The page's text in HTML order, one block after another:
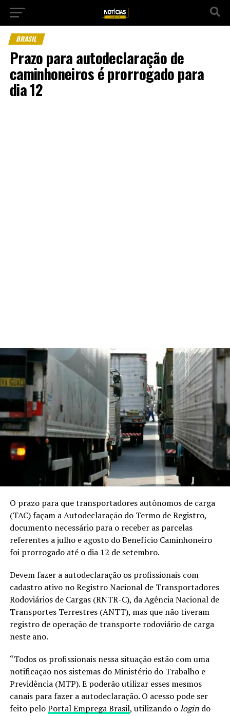
BRASIL
Prazo para autodeclaração de
caminhoneiros é prorrogado para
dia 12
O prazo para que transportadores autônomos de carga
(TAC) façam a Autodeclaração do Termo de Registro,
documento necessário para o receber as parcelas
referentes a julho e agosto do Benefício Caminhoneiro
foi prorrogado até o dia 12 de setembro.
Devem fazer a autodeclaração os profissionais com
cadastro ativo no Registro Nacional de Transportadores
Rodoviários de Cargas (RNTR-C), da Agência Nacional de
Transportes Terrestres (ANTT), mas que não tiveram
registro de operação de transporte rodoviário de carga
neste ano.
“Todos os profissionais nessa situação estão com uma
notificação nos sistemas do Ministério do Trabalho e
Previdência (MTP). E poderão utilizar esses mesmos
canais para fazer a autodeclaração. O acesso pode ser
feito peloPortal Emprega Brasil, utilizando ologindo